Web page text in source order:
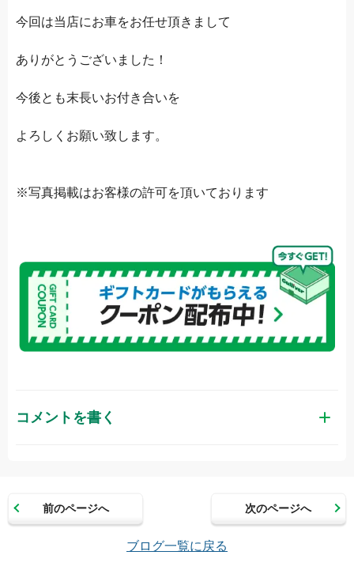
今回は当店にお車をお任せ頂きまして
ありがとうございました！
今後とも末長いお付き合いを
よろしくお願い致します。
※写真掲載はお客様の許可を頂いております
コメントを書く
メールアドレス（半角英数）
前のページへ 次のページへ
ブログ一覧に戻る